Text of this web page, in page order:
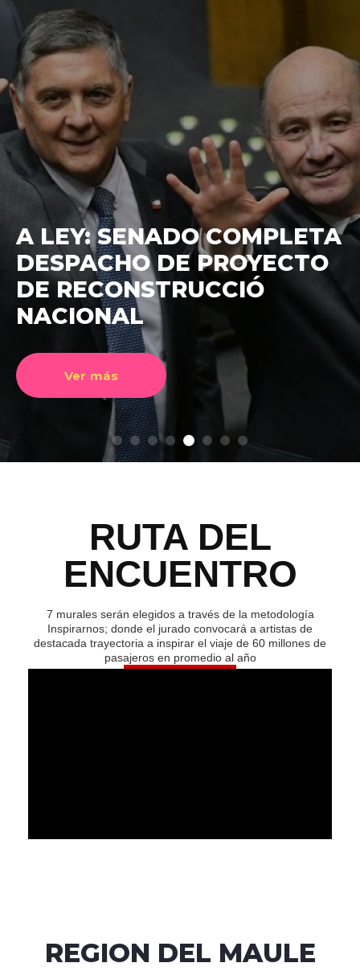
A LEY: SENADO COMPLETA
DESPACHO DE PROYECTO
DE RECONSTRUCCIÓ
NACIONAL
Ver más
RUTA DEL
ENCUENTRO
7 murales serán elegidos a través de la metodología
Inspirarnos; donde el jurado convocará a artistas de
destacada trayectoria a inspirar el viaje de 60 millones de
pasajeros en promedio al año
REGION DEL MAULE